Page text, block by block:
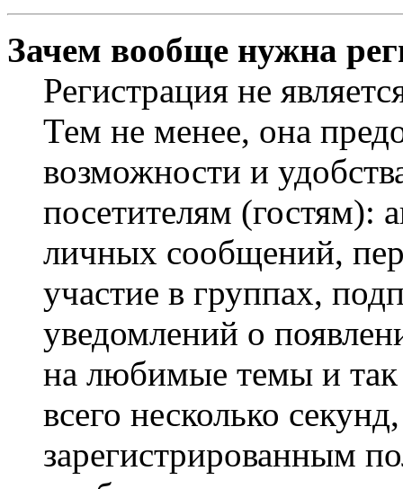
Зачем вообще нужна
Регистрация не
Тем не менее, она
возможности и
посетителям (гостям):
личных сообщений,
участие в группах,
уведомлений о
на любимые темы и так
всего несколько
зарегистрированным